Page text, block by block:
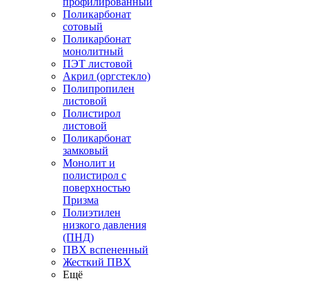
Поликарбонат
сотовый
Поликарбонат
монолитный
ПЭТ листовой
Акрил (оргстекло)
Полипропилен
листовой
Полистирол
листовой
Поликарбонат
замковый
Монолит и
полистирол с
поверхностью
Призма
Полиэтилен
низкого давления
(ПНД)
ПВХ вспененный
Жесткий ПВХ
Ещё